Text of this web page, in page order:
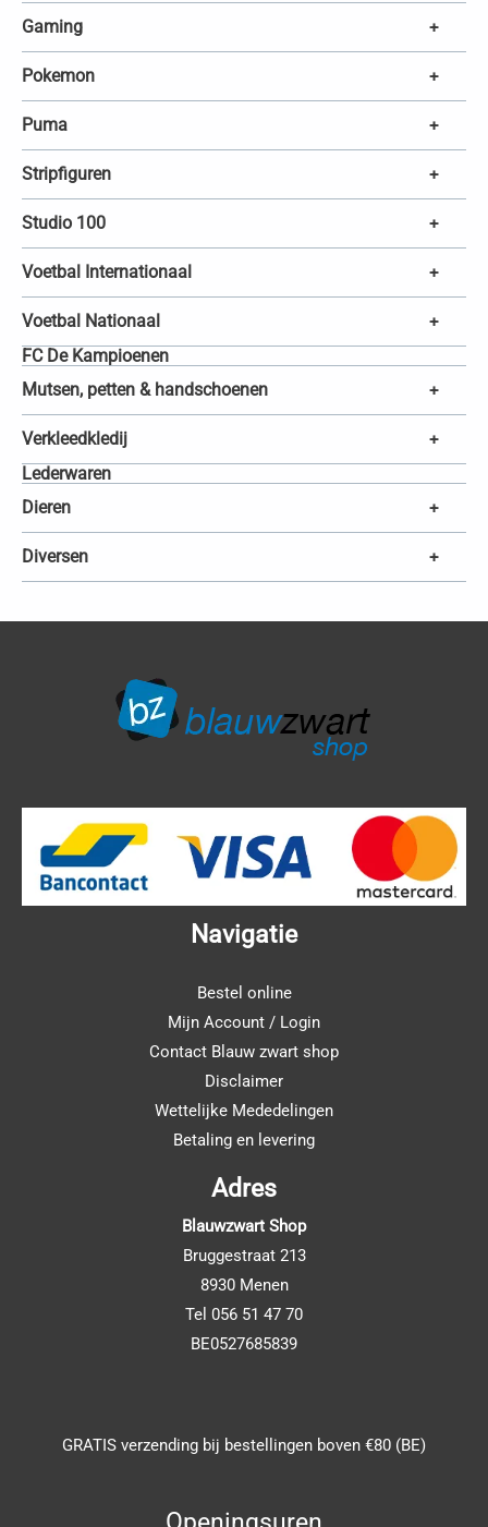
Gaming +
Pokemon +
Puma +
Stripfiguren +
Studio 100 +
Voetbal Internationaal +
Voetbal Nationaal +
FC De Kampioenen
Mutsen, petten & handschoenen
+
Verkleedkledij +
Lederwaren
Dieren
+
Diversen +
Navigatie
Bestel online
Mijn Account / Login
Contact Blauw zwart shop
Disclaimer
Wettelijke Mededelingen
Betaling en levering
Adres
Blauwzwart Shop
Bruggestraat 213
8930 Menen
Tel 056 51 47 70
BE0527685839
GRATIS verzending bij bestellingen boven €80 (BE)